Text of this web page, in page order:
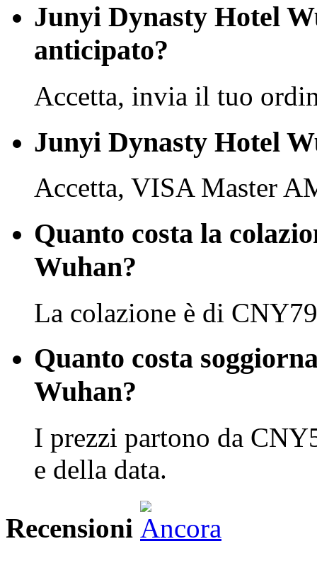
Junyi Dynasty Hotel
anticipato?
Accetta, invia il tuo
Junyi Dynasty Hotel
Accetta, VISA Master
Quanto costa la
Wuhan?
La colazione è di
Quanto costa
Wuhan?
I prezzi partono da
e della data.
Recensioni